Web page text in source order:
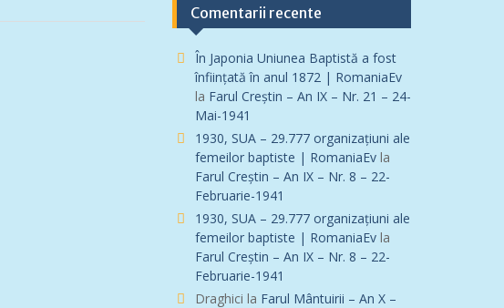
Comentarii recente
În Japonia Uniunea Baptistă a fost
înfiinţată în anul 1872 | RomaniaEv
la Farul Creștin – An IX – Nr. 21 – 24-
Mai-1941
1930, SUA – 29.777 organizațiuni ale
femeilor baptiste | RomaniaEvla
Farul Creștin – An IX – Nr. 8 – 22-
Februarie-1941
1930, SUA – 29.777 organizațiuni ale
femeilor baptiste | RomaniaEvla
Farul Creștin – An IX – Nr. 8 – 22-
Februarie-1941
Draghici la Farul Mântuirii – An X –